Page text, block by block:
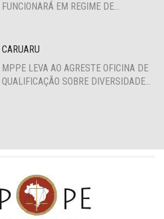
FUNCIONARÁ EM REGIME DE
CARUARU
MPPE LEVA AO AGRESTE OFICINA DE
QUALIFICAÇÃO SOBRE DIVERSIDADE